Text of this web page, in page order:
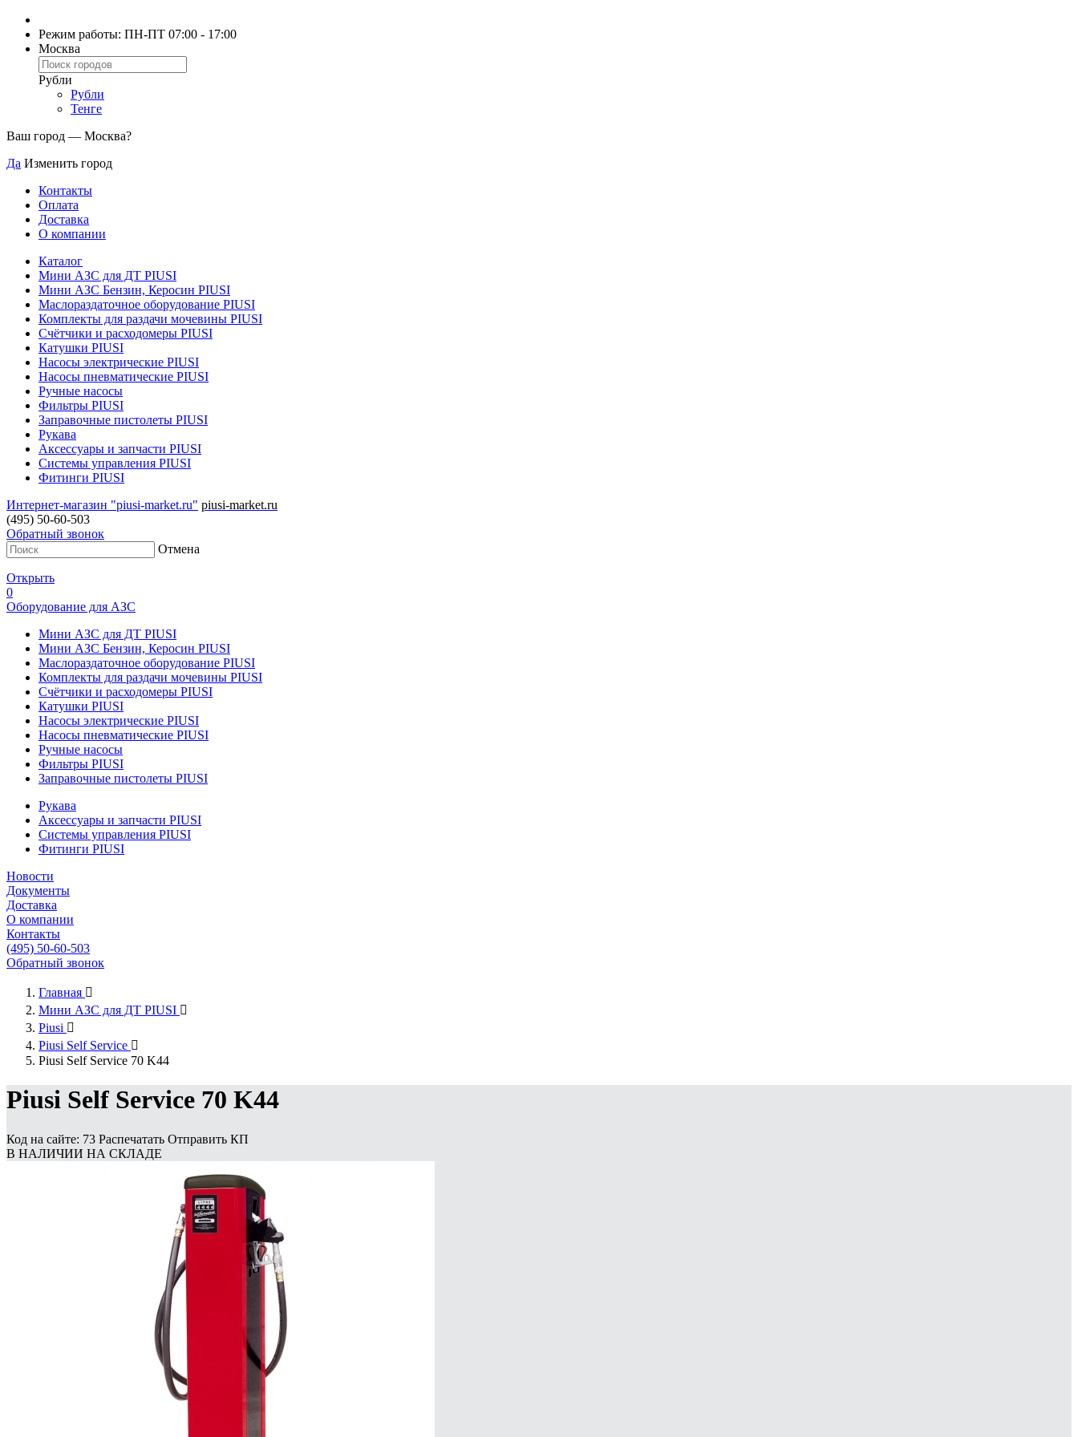
Режим работы: ПН-ПТ 07:00 - 17:00
Москва
Рубли
Рубли
Тенге
Ваш город — Москва?
Да Изменить город
Контакты
Оплата
Доставка
О компании
Каталог
Мини АЗС для ДТ PIUSI
Мини АЗС Бензин, Керосин PIUSI
Маслораздаточное оборудование PIUSI
Комплекты для раздачи мочевины PIUSI
Счётчики и расходомеры PIUSI
Катушки PIUSI
Насосы электрические PIUSI
Насосы пневматические PIUSI
Ручные насосы
Фильтры PIUSI
Заправочные пистолеты PIUSI
Рукава
Аксессуары и запчасти PIUSI
Системы управления PIUSI
Фитинги PIUSI
Интернет-магазин "piusi-market.ru" piusi-market.ru
(495) 50-60-503
Обратный звонок
Отмена
Открыть
0
Оборудование для АЗС
Мини АЗС для ДТ PIUSI
Мини АЗС Бензин, Керосин PIUSI
Маслораздаточное оборудование PIUSI
Комплекты для раздачи мочевины PIUSI
Счётчики и расходомеры PIUSI
Катушки PIUSI
Насосы электрические PIUSI
Насосы пневматические PIUSI
Ручные насосы
Фильтры PIUSI
Заправочные пистолеты PIUSI
Рукава
Аксессуары и запчасти PIUSI
Системы управления PIUSI
Фитинги PIUSI
Новости
Документы
Доставка
О компании
Контакты
(495) 50-60-503
Обратный звонок
Главная 
Мини АЗС для ДТ PIUSI 
Piusi 
Piusi Self Service 
Piusi Self Service 70 K44
Piusi Self Service 70 K44
Код на сайте: 73 Распечатать Отправить КП
В НАЛИЧИИ НА СКЛАДЕ